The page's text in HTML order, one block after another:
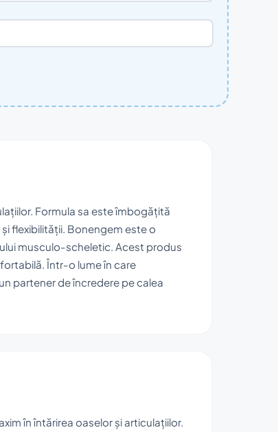
Formula sa este îmbogățită
flexibilității. Bonengem este o
musculo-scheletic. Acest produs
Într-o lume în care
partener de încredere pe calea
în întărirea oaselor și articulațiilor.